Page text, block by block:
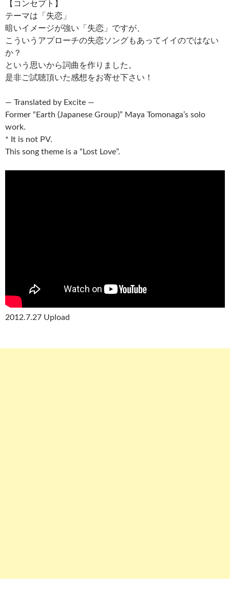
【コンセプト】
テーマは「失恋」
暗いイメージが強い「失恋」ですが、
こういうアプローチの失恋ソングもあってイイのではない
か？
という思いから詞曲を作りました。
是非ご試聴頂いた感想をお寄せ下さい！
— Translated by Excite —
Former “Earth (Japanese Group)” Maya Tomonaga’s solo
work.
* It is not PV.
This song theme is a “Lost Love”.
2012.7.27 Upload